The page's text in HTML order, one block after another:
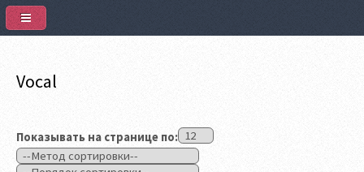
Vocal
Показывать на странице по: